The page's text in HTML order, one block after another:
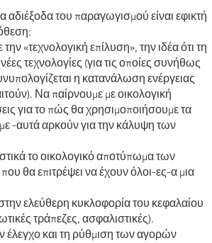
αδιέξοδα του παραγωγισμού είναι εφικτή
«τεχνολογική επίλυση», την ιδέα ότι τη
τεχνολογίες (για τις οποίες συνήθως
η κατανάλωση ενέργειας
Να παίρνουμε με οικολογική
για το πώς θα χρησιμοποιήσουμε τα
-αυτά αρκούν για την κάλυψη των
το οικολογικό αποτύπωμα των
θα επιτρέψει να έχουν όλοι-ες-α μια
ελεύθερη κυκλοφορία του κεφαλαίου
τράπεζες, ασφαλιστικές).
έλεγχο και τη ρύθμιση των αγορών